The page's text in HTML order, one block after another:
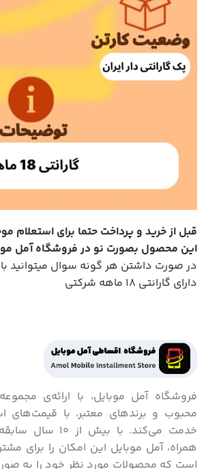
قبل از خرید و پرداخت حتما برای استعلام
این محصول بصورت نو در فروشگاه آمل
در صورت داشتن هر گونه سوال میتوانید با
دارای گارانتی 18 ماهه شرکتی
فروشگاه آمل موبایل، با ارائه‌ی
محبوب و برندهای معتبر، با قیمت‌های
خدمت می‌کند. با
همراه، آمل موبایل این امکان را برای
است که محصولات مورد نظر خود را به